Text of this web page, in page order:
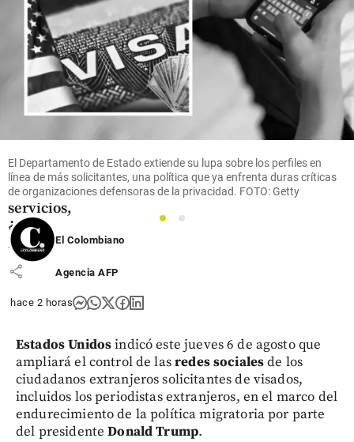
Antioquia
“Choque”
entre
Anestesiar
de Caldas,
Antioquia,
por cese
de
servicios,
¿qué
pasó?
share
El Departamento de Estado extiende su lupa sobre los perfiles en
línea de más solicitantes, una política que ya enfrenta duras críticas
de organizaciones defensoras de la privacidad. FOTO: Getty
1
2
El Colombiano
Agencia AFP
hace 2 horas
Estados Unidosindicó este jueves 6 de agosto que
ampliará el control de lasredes socialesde los
ciudadanos extranjeros solicitantes de visados,
incluidos los periodistas extranjeros, en el marco del
endurecimiento de la política migratoria por parte
del presidenteDonald Trump.